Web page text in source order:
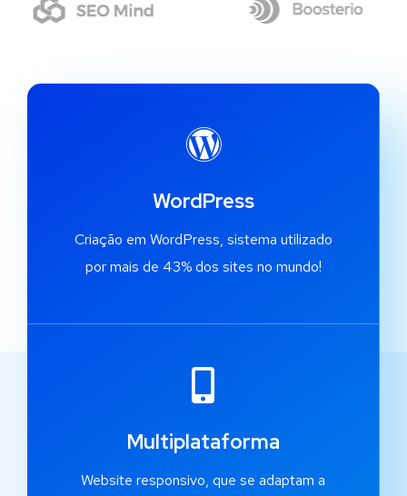
WordPress
Criação em WordPress, sistema utilizado
por mais de 43% dos sites no mundo!
Multiplataforma
Website responsivo, que se adaptam a